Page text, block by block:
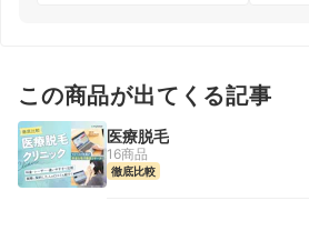
この商品が出てくる記事
医療脱毛
16商品
徹底比較